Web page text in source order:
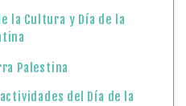
la Cultura y Día de la
Palestina
del Día de la